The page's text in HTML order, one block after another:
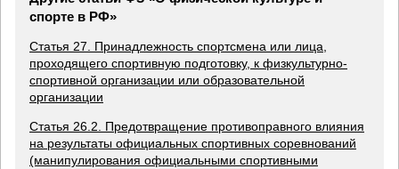
спорте в РФ»
Статья 27. Принадлежность спортсмена или лица,
проходящего спортивную подготовку, к физкультурно-
спортивной организации или образовательной
организации
Статья 26.2. Предотвращение противоправного влияния
на результаты официальных спортивных соревнований
(манипулирования официальными спортивными